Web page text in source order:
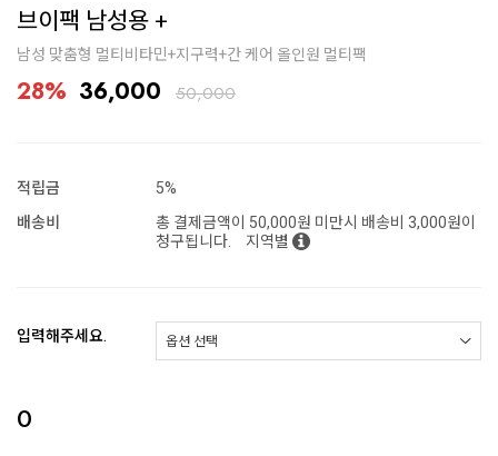
브이팩 남성용 +
남성 맞춤형 멀티비타민+지구력+간 케어 올인원 멀티팩
28% 36,000 50,000
적립금
5%
배송비
총 결제금액이 50,000원 미만시 배송비 3,000원이
청구됩니다.
지역별
입력해주세요.
0